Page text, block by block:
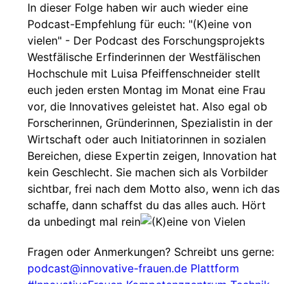
In dieser Folge haben wir auch wieder eine
Podcast-Empfehlung für euch: "(K)eine von
vielen" - Der Podcast des Forschungsprojekts
Westfälische Erfinderinnen der Westfälischen
Hochschule mit Luisa Pfeiffenschneider stellt
euch jeden ersten Montag im Monat eine Frau
vor, die Innovatives geleistet hat. Also egal ob
Forscherinnen, Gründerinnen, Spezialistin in der
Wirtschaft oder auch Initiatorinnen in sozialen
Bereichen, diese Expertin zeigen, Innovation hat
kein Geschlecht. Sie machen sich als Vorbilder
sichtbar, frei nach dem Motto also, wenn ich das
schaffe, dann schaffst du das alles auch. Hört
da unbedingt mal rein
Fragen oder Anmerkungen? Schreibt uns gerne:
podcast@innovative-frauen.de Plattform